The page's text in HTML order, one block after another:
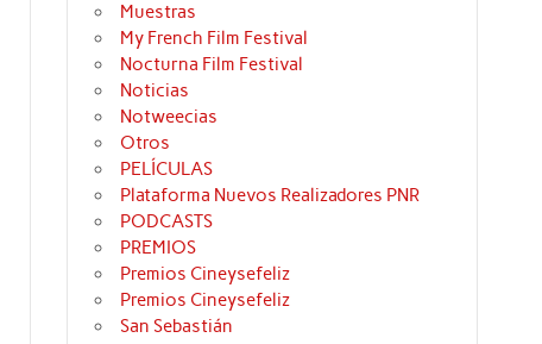
Muestras
My French Film Festival
Nocturna Film Festival
Noticias
Notweecias
Otros
PELÍCULAS
Plataforma Nuevos Realizadores PNR
PODCASTS
PREMIOS
Premios Cineysefeliz
Premios Cineysefeliz
San Sebastián